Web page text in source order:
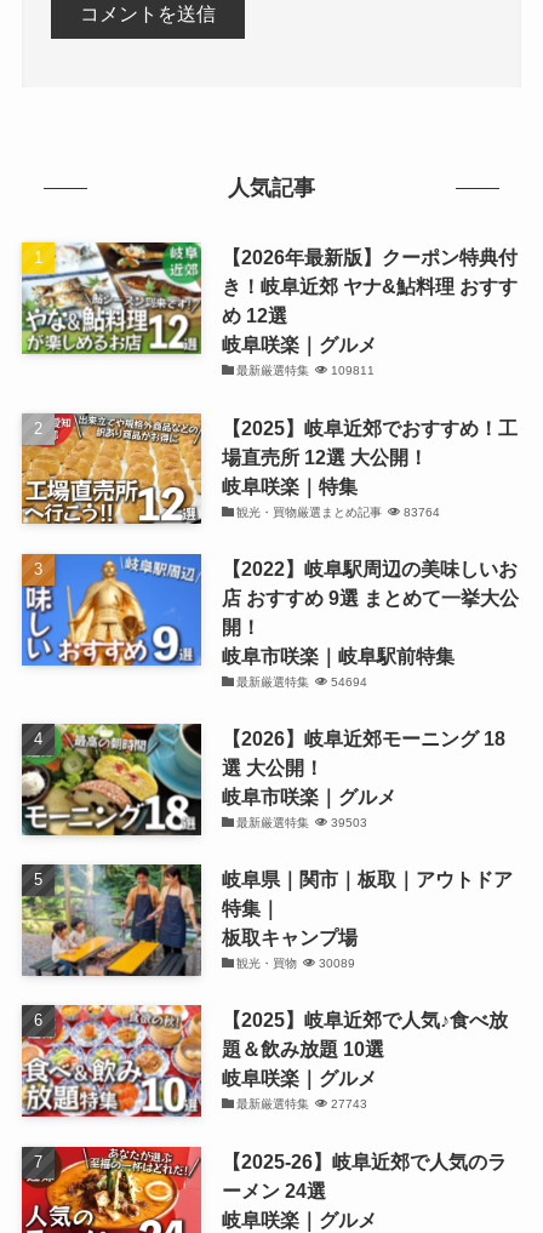
人気記事
【2026年最新版】クーポン特典付
き！岐阜近郊 ヤナ&鮎料理 おすす
め 12選
岐阜咲楽｜グルメ
最新厳選特集 109811
【2025】岐阜近郊でおすすめ！工
場直売所 12選 大公開！
岐阜咲楽｜特集
観光・買物厳選まとめ記事 83764
【2022】岐阜駅周辺の美味しいお
店 おすすめ 9選 まとめて一挙大公
開！
岐阜市咲楽｜岐阜駅前特集
最新厳選特集 54694
【2026】岐阜近郊モーニング 18
選 大公開！
岐阜市咲楽｜グルメ
最新厳選特集 39503
岐阜県｜関市｜板取｜アウトドア
特集｜
板取キャンプ場
観光・買物 30089
【2025】岐阜近郊で人気♪食べ放
題＆飲み放題 10選
岐阜咲楽｜グルメ
最新厳選特集 27743
【2025-26】岐阜近郊で人気のラ
ーメン 24選
岐阜咲楽｜グルメ